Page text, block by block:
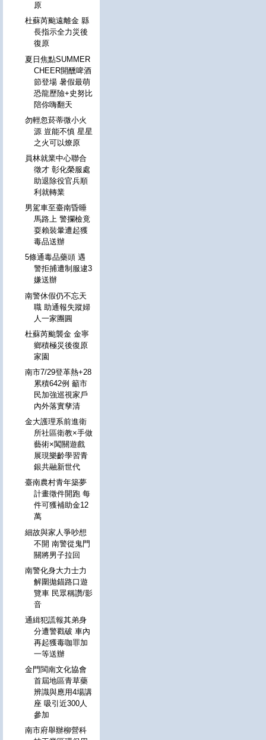
原
杜蘇芮颱遠離金 縣
長指示全力災後
復原
夏日焦點SUMMER
CHEER開醺啤酒
節登場 暑假最萌
恐龍歷險+史努比
陪你嗨翻天
勿輕忽菸蒂微小火
源 豈能不慎 星星
之火可以燎原
員林就業中心聯合
徵才 彰化榮服處
助退除役官兵順
利就轉業
男駕車至臺南昏睡
馬路上 警攔檢竟
耍賴裝暈遭起獲
毒品送辦
5條通毒品藥頭 遇
警拒捕遭制服逮3
嫌送辦
南警休假仍不忘天
職 助通報失蹤婦
人一家團圓
杜蘇芮颱襲金 金寧
鄉積極災後復原
家園
南市7/29登革熱+28
累積642例 籲市
民加強巡視家戶
內外落實孳清
金大護理系前進衛
所社區衛教×手做
藝術×闖關遊戲
展現樂齡學習青
銀共融新世代
臺南農村青年築夢
計畫徵件開跑 每
件可獲補助金12
萬
細故與家人爭吵想
不開 南警從鬼門
關將男子拉回
南警化身大力士力
解圍拋錨路口遊
覽車 民眾稱讚/影
音
通緝犯謊報其弟身
分遭警戳破 車內
再起獲毒咖罪加
一等送辦
金門閩南文化協會
首屆地區青草藥
辨識與應用4場講
座 吸引近300人
參加
南市府舉辦柳營科